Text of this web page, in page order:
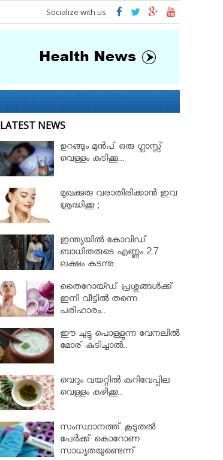
Socialize with us
LATEST NEWS
ഉറങ്ങും മുന്‍പ് ഒരു ഗ്ലാസ്സ്
വെള്ളം കുടിക്കൂ...
മുഖക്കുരു വരാതിരിക്കാന്‍ ഇവ
ശ്രദ്ധിക്കൂ ;
ഇന്ത്യയിൽ കോവിഡ്
ബാധിതരുടെ എണ്ണം 2.7
ലക്ഷം കടന്നു
തൈറോയ്ഡ് പ്രശ്നങ്ങൾക്ക്
ഇനി വീട്ടിൽ തന്നെ
പരിഹാരം..
ഈ ചുട്ടു പൊള്ളുന്ന വേനലിൽ
മോര് കുടിച്ചാൽ..
വെറും വയറ്റില്‍ കറിവേപ്പില
വെള്ളം കഴിക്കൂ..
സംസ്ഥാനത്ത് കൂടുതൽ
പേര്‍ക്ക് കൊറോണ
സാധ്യതയുണ്ടെന്ന്